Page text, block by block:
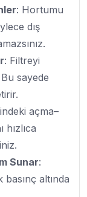
: Hortumu
dış
: Filtreyi
sayede
açma–
hızlıca
Sunar:
basınç altında